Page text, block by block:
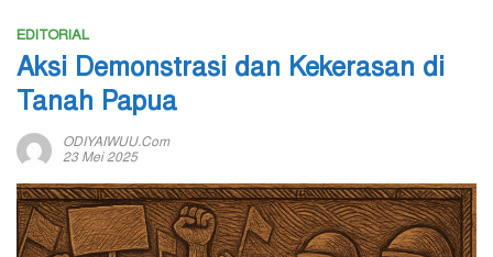
EDITORIAL
Aksi Demonstrasi dan Kekerasan di
Tanah Papua
ODIYAIWUU.com
23 Mei 2025